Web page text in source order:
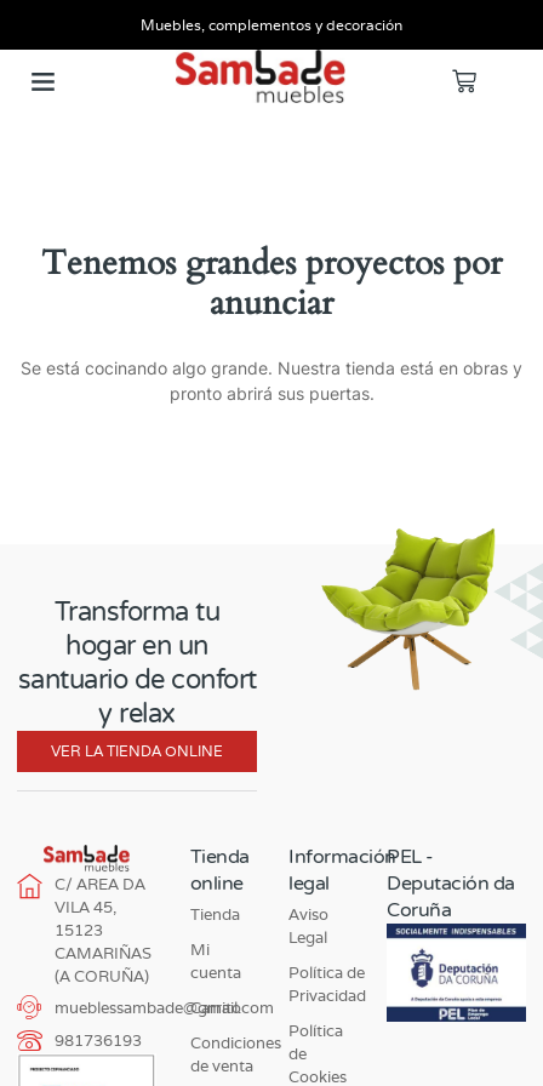
Muebles, complementos y decoración
Tenemos grandes proyectos por
anunciar
Se está cocinando algo grande. Nuestra tienda está en obras y
pronto abrirá sus puertas.
Transforma tu
hogar en un
santuario de confort
y relax
VER LA TIENDA ONLINE
C/ AREA DA
VILA 45,
15123
CAMARIÑAS
(A CORUÑA)
mueblessambade@gmail.com
981736193
Tienda
online
Tienda
Mi
cuenta
Carrito
Condiciones
de venta
Información
legal
Aviso
Legal
Política de
Privacidad
Política
de
Cookies
PEL -
Deputación da
Coruña